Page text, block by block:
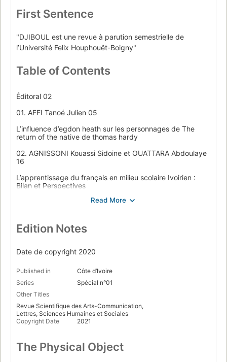
First Sentence
"DJIBOUL est une revue à parution semestrielle de
l’Université Felix Houphouët-Boigny"
Table of Contents
Éditoral 02
01. AFFI Tanoé Julien 05
L’influence d’egdon heath sur les personnages de The
return of the native de thomas hardy
02. AGNISSONI Kouassi Sidoine et OUATTARA Abdoulaye
16
L’apprentissage du français en milieu scolaire Ivoirien :
Bilan et Perspectives
03. BAKAH Edem Kwasi et AGBO James Kofi 35
ghanéen
La satire politique dans les dents du topographe, premier
roman de Fouad Laroui
05. DÉZOMBÉ Paul 70
L’intergénérécité ou l’écriture hétérogène dans Électre de
Jean Giraudoux
06. DIATTA Jean Sibadioumeg 86
Quelle contribution des langues locales à
Edition Notes
Date de copyright 2020
Published in
Côte d’Ivoire
Series
Spécial n°01
Other Titles
Revue Scientifique des Arts-Communication,
Lettres, Sciences Humaines et Sociales
Copyright Date
2021
The Physical Object